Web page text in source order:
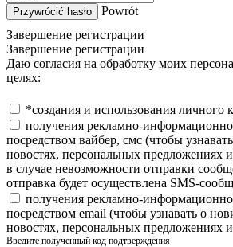
Przywrócić hasło
Powrót
Завершение регистрации
Завершение регистрации
Даю согласия на обработку моих
целях:
*создания и использования личного
получения рекламно-
посредством вайбер, смс (чтобы
новостях, персональных предложениях
в случае невозможности отправки
отправка будет осуществлена SMS-
получения рекламно-
посредством email (чтобы узнавать о
новостях, персональных предложениях
Введите полученный код подтверждения